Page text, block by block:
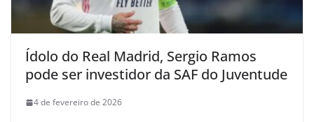
Ídolo do Real Madrid, Sergio Ramos
pode ser investidor da SAF do Juventude
4 de fevereiro de 2026